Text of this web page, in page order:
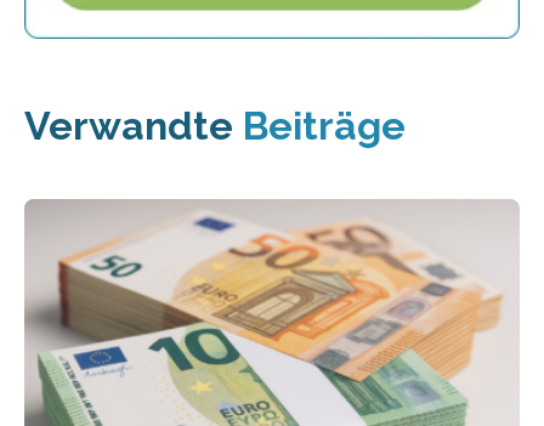
Verwandte Beiträge